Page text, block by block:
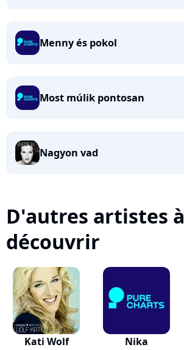
Menny és pokol
Most múlik pontosan
Nagyon vad
D'autres artistes à
découvrir
Kati Wolf Nika